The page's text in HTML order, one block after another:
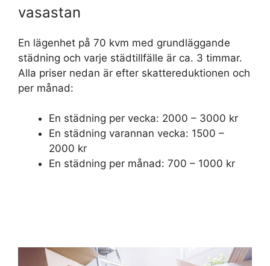
vasastan
En lägenhet på 70 kvm med grundläggande
städning och varje städtillfälle är ca. 3 timmar.
Alla priser nedan är efter skattereduktionen och
per månad:
En städning per vecka: 2000 – 3000 kr
En städning varannan vecka: 1500 –
2000 kr
En städning per månad: 700 – 1000 kr